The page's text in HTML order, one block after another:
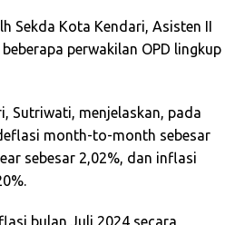
Sekda Kota Kendari, Asisten II
perwakilan OPD lingkup
Sutriwati, menjelaskan, pada
month-to-month sebesar
sebesar 2,02%, dan inflasi
bulan Juli 2024 secara